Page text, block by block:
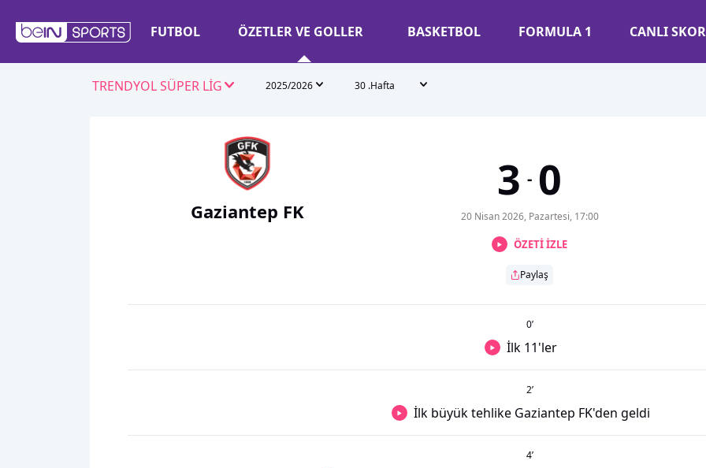
FUTBOL ÖZETLER VE GOLLER BASKETBOL FORMULA 1 CANLI SKOR
TRENDYOL SÜPER LİG 2025/2026 30 .Hafta
Gaziantep FK
3 - 0
20 Nisan 2026, Pazartesi, 17:00
ÖZETİ İZLE
Paylaş
0’
İlk 11'ler
2’
İlk büyük tehlike Gaziantep FK'den geldi
4’